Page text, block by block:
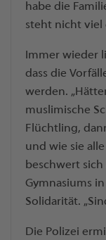
habe die
steht nicht viel
Immer wieder
dass die
werden.
muslimische
Flüchtling,
und wie sie
beschwert
Gymnasiums
Solidarität.
Die Polizei